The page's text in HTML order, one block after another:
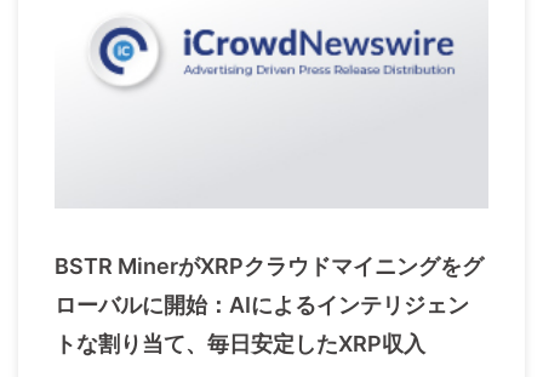
BSTR MinerがXRPクラウドマイニングをグ
ローバルに開始：AIによるインテリジェン
トな割り当て、毎日安定したXRP収入